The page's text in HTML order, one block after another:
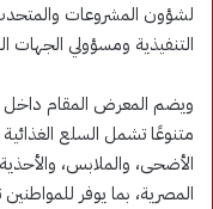
لشؤون المشروعات
التنفيذية ومسؤولي الجهات
متنوعًا تشمل السلع
الأضحى، والملابس،
المصرية، بما يوفر